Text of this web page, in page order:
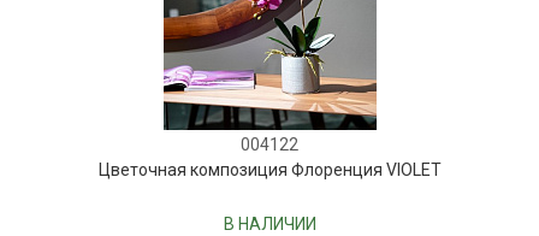
004122
Цветочная композиция Флоренция VIOLET
В НАЛИЧИИ